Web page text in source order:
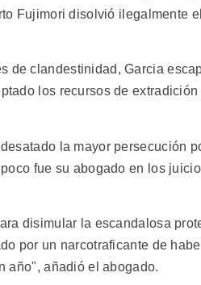
Fujimori disolvió ilegalmente
de clandestinidad, Garcia
los recursos de
la mayor persecución
fue su abogado en los
disimular la escandalosa
por un narcotraficante de
año", añadió el abogado.